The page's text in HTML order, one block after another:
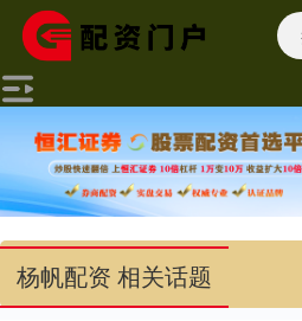
杨帆配资 相关话题